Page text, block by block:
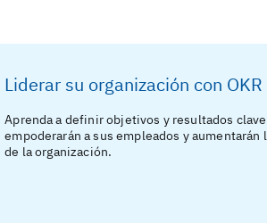
Liderar su organización con OKR
Aprenda a definir objetivos y resultados
empoderarán a sus empleados y aumentarán
de la organización.